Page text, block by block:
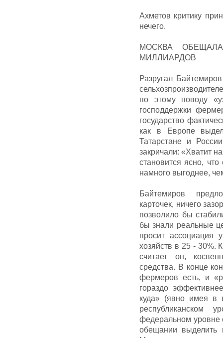
Ахметов критику
нечего.
МОСКВА
МИЛЛИАРДОВ
Разругал
по этому поводу
господдержки
государство
как в Европе
Татарстане и
закричали: «Хватит
становится ясно,
намного выгоднее,
Байтемиров
карточек, ничего
позволило бы
бы знали реальные
просит ассоциация
хозяйств в 25 - 30%.
считает он,
средства. В конце
фермеров есть, и
гораздо
куда» (явно имея в
республиканском
федеральном уровне
обещании выделить